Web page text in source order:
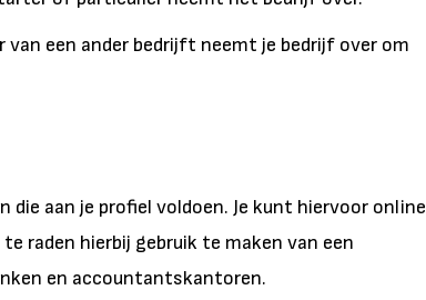
van een ander bedrijft neemt je bedrijf over om
aan je profiel voldoen. Je kunt hiervoor online
raden hierbij gebruik te maken van een
en accountantskantoren.